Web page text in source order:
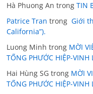
Hà Phuong An trongTIN
Patrice Tran trong Giới
California”).
Luong Minh trong MỜI
TỐNG PHƯỚC HIỆP-VINH
Hai Hùng SG trong MỜI
TỐNG PHƯỚC HIỆP-VINH